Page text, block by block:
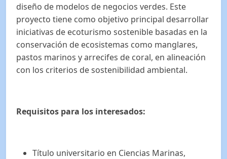
diseño de modelos de negocios verdes. Este
proyecto tiene como objetivo principal desarrollar
iniciativas de ecoturismo sostenible basadas en la
conservación de ecosistemas como manglares,
pastos marinos y arrecifes de coral, en alineación
con los criterios de sostenibilidad ambiental.
Requisitos para los interesados:
Título universitario en Ciencias Marinas,